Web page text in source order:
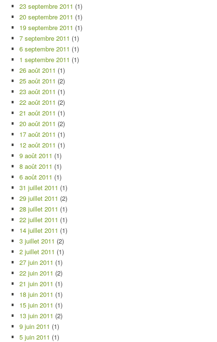
23 septembre 2011 (1)
20 septembre 2011 (1)
19 septembre 2011 (1)
7 septembre 2011 (1)
6 septembre 2011 (1)
1 septembre 2011 (1)
26 août 2011 (1)
25 août 2011 (2)
23 août 2011 (1)
22 août 2011 (2)
21 août 2011 (1)
20 août 2011 (2)
17 août 2011 (1)
12 août 2011 (1)
9 août 2011 (1)
8 août 2011 (1)
6 août 2011 (1)
31 juillet 2011 (1)
29 juillet 2011 (2)
28 juillet 2011 (1)
22 juillet 2011 (1)
14 juillet 2011 (1)
3 juillet 2011 (2)
2 juillet 2011 (1)
27 juin 2011 (1)
22 juin 2011 (2)
21 juin 2011 (1)
18 juin 2011 (1)
15 juin 2011 (1)
13 juin 2011 (2)
9 juin 2011 (1)
5 juin 2011 (1)